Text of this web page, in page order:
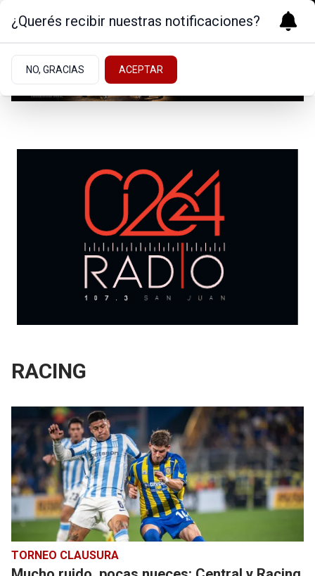
RACING
TORNEO CLAUSURA
¿Querés recibir nuestras notificaciones?
NO, GRACIAS ACEPTAR